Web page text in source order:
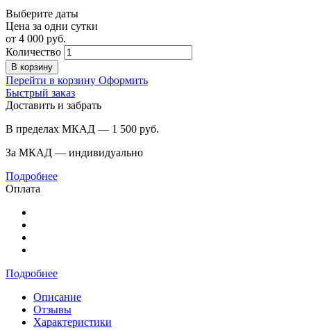
Выберите даты
Цена за одни сутки
от 4 000 руб.
Количество
В корзину
Перейти в корзину Оформить
Быстрый заказ
Доставить и забрать
В пределах МКАД — 1 500 руб.
За МКАД — индивидуально
Подробнее
Оплата
Подробнее
Описание
Отзывы
Характеристики